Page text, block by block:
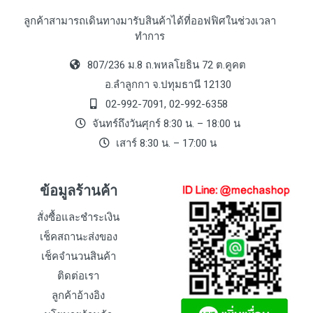
ลูกค้าสามารถเดินทางมารับสินค้าได้ที่ออฟฟิศในช่วงเวลา
ทำการ
807/236 ม.8 ถ.พหลโยธิน 72 ต.คูคต
อ.ลำลูกกา จ.ปทุมธานี 12130
02-992-7091, 02-992-6358
จันทร์ถึงวันศุกร์ 8:30 น. – 18:00 น
เสาร์ 8:30 น. – 17:00 น
ข้อมูลร้านค้า
สั่งซื้อและชำระเงิน
เช็คสถานะส่งของ
เช็คจำนวนสินค้า
ติดต่อเรา
ลูกค้าอ้างอิง